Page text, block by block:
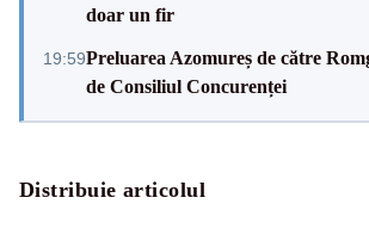
doar un fir
19:59Preluarea Azomureș de către
de Consiliul Concurenței
Distribuie articolul